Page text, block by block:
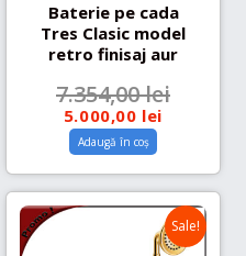
Baterie pe cada
Tres Clasic model
retro finisaj aur
7.354,00lei
5.000,00 lei
Adaugă în coș
Sale!